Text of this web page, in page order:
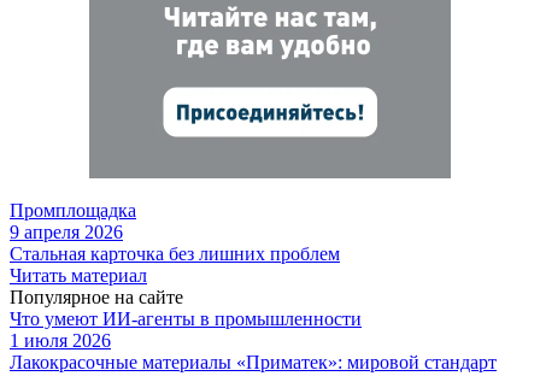
Промплощадка
9 апреля 2026
Стальная карточка без лишних проблем
Читать материал
Популярное на сайте
Что умеют ИИ-агенты в промышленности
1 июля 2026
Лакокрасочные материалы «Приматек»: мировой стандарт